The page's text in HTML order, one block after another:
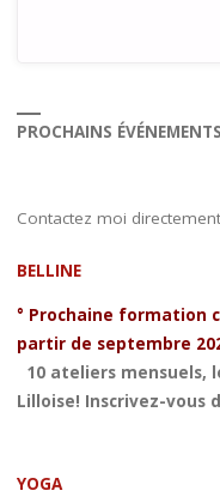
PROCHAINS ÉVÉNEMENTS
Contactez moi
BELLINE
° Prochaine formation
partir de septembre
10 ateliers mensuels,
Lilloise! Inscrivez-vous
YOGA